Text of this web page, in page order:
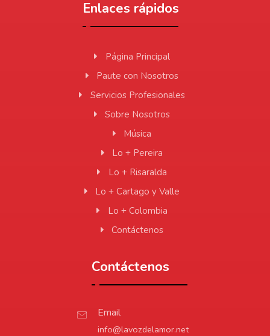
Enlaces rápidos
Página Principal
Paute con Nosotros
Servicios Profesionales
Sobre Nosotros
Música
Lo + Pereira
Lo + Risaralda
Lo + Cartago y Valle
Lo + Colombia
Contáctenos
Contáctenos
Email
info@lavozdelamor.net